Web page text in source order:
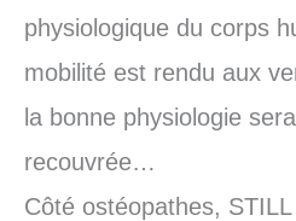
physiologique du corps
mobilité est rendu aux
la bonne physiologie
recouvrée…
Côté ostéopathes,